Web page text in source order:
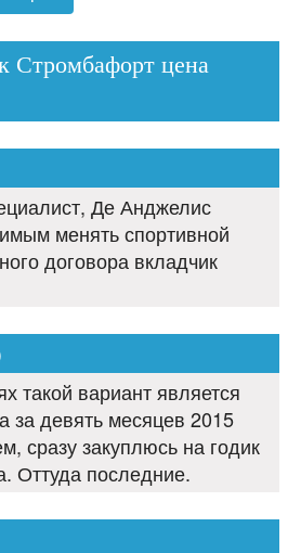
Стромбафорт цена
Де Анджелис
менять спортивной
договора вкладчик
такой вариант является
за девять месяцев 2015
сразу закуплюсь на годик
Оттуда последние.